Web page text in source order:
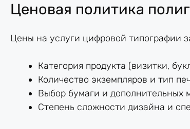
Ценовая политика
Цены на услуги цифровой типографии
Категория продукта (визитки,
Количество экземпляров и тип
Выбор бумаги и дополнительных
Степень сложности дизайна и